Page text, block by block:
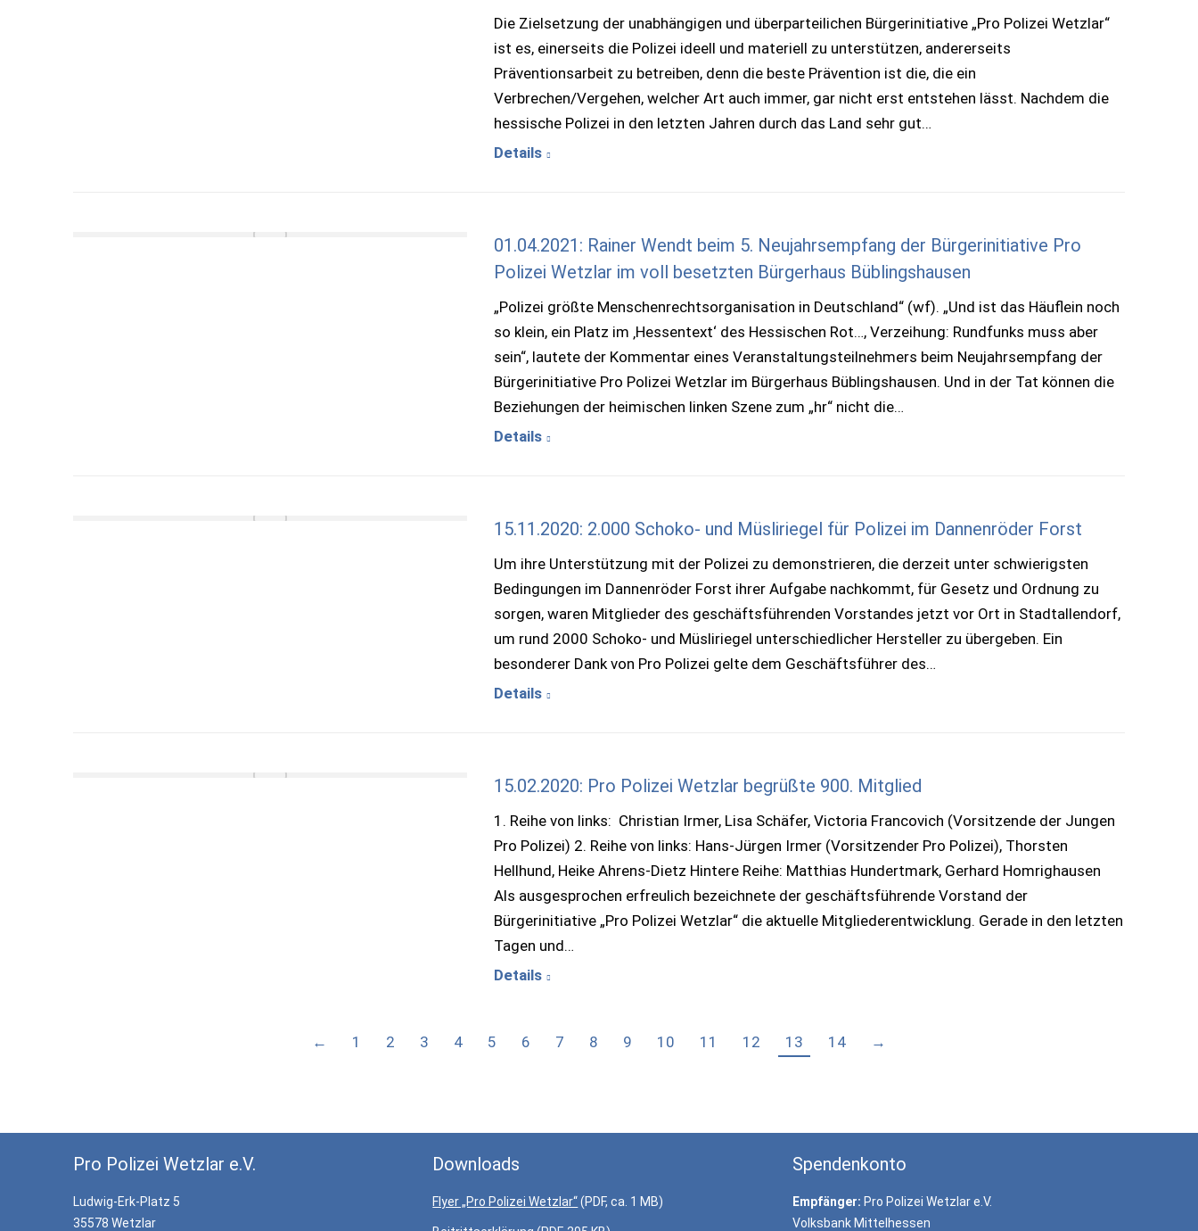
Die Zielsetzung der unabhängigen und überparteilichen Bürgerinitiative „Pro Polizei Wetzlar“
ist es, einerseits die Polizei ideell und materiell zu unterstützen, andererseits
Präventionsarbeit zu betreiben, denn die beste Prävention ist die, die ein
Verbrechen/Vergehen, welcher Art auch immer, gar nicht erst entstehen lässt. Nachdem die
hessische Polizei in den letzten Jahren durch das Land sehr gut…
Details
01.04.2021: Rainer Wendt beim 5. Neujahrsempfang der Bürgerinitiative Pro
Polizei Wetzlar im voll besetzten Bürgerhaus Büblingshausen
„Polizei größte Menschenrechtsorganisation in Deutschland“ (wf). „Und ist das Häuflein noch
so klein, ein Platz im ‚Hessentext‘ des Hessischen Rot…, Verzeihung: Rundfunks muss aber
sein“, lautete der Kommentar eines Veranstaltungsteilnehmers beim Neujahrsempfang der
Bürgerinitiative Pro Polizei Wetzlar im Bürgerhaus Büblingshausen. Und in der Tat können die
Beziehungen der heimischen linken Szene zum „hr“ nicht die…
Details
15.11.2020: 2.000 Schoko- und Müsliriegel für Polizei im Dannenröder Forst
Um ihre Unterstützung mit der Polizei zu demonstrieren, die derzeit unter schwierigsten
Bedingungen im Dannenröder Forst ihrer Aufgabe nachkommt, für Gesetz und Ordnung zu
sorgen, waren Mitglieder des geschäftsführenden Vorstandes jetzt vor Ort in Stadtallendorf,
um rund 2000 Schoko- und Müsliriegel unterschiedlicher Hersteller zu übergeben. Ein
besonderer Dank von Pro Polizei gelte dem Geschäftsführer des…
Details
15.02.2020: Pro Polizei Wetzlar begrüßte 900. Mitglied
1. Reihe von links: Christian Irmer, Lisa Schäfer, Victoria Francovich (Vorsitzende der Jungen
Pro Polizei) 2. Reihe von links: Hans-Jürgen Irmer (Vorsitzender Pro Polizei), Thorsten
Hellhund, Heike Ahrens-Dietz Hintere Reihe: Matthias Hundertmark, Gerhard Homrighausen
Als ausgesprochen erfreulich bezeichnete der geschäftsführende Vorstand der
Bürgerinitiative „Pro Polizei Wetzlar“ die aktuelle Mitgliederentwicklung. Gerade in den letzten
Tagen und…
Details
← 1 2 3 4 5 6 7 8 9 10 11 12 13 14 →
Pro Polizei Wetzlar e.V.
Ludwig-Erk-Platz 5
35578 Wetzlar
Downloads
Flyer „Pro Polizei Wetzlar“(PDF, ca. 1 MB)
Spendenkonto
Empfänger: Pro Polizei Wetzlar e.V.
Volksbank Mittelhessen